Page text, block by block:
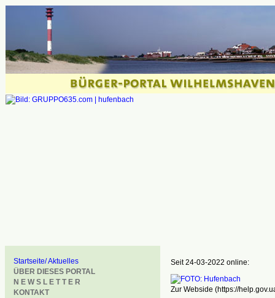
Startseite/ Aktuelles
ÜBER DIESES PORTAL
N E W S L E T T E R
KONTAKT
Seit 24-03-2022 online:
Zur Webside (https://